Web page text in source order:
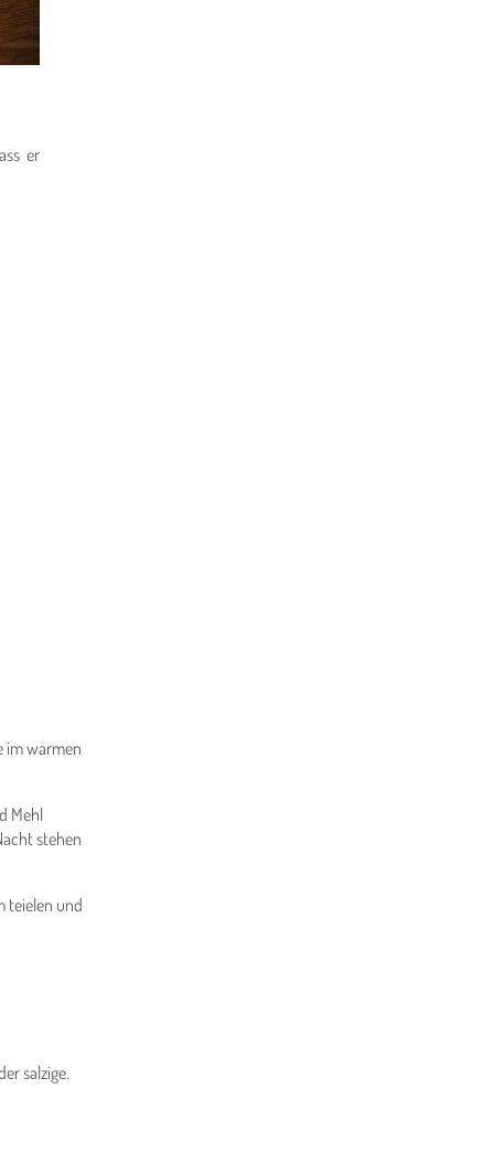
er
im warmen
Mehl
stehen
teielen und
salzige.